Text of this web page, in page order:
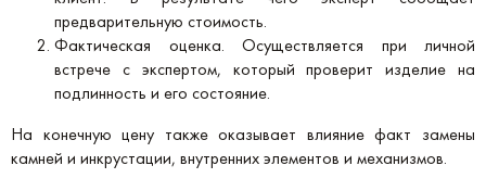
предварительную стоимость.
Фактическая оценка. Осуществляется при личной
встрече с экспертом, который проверит изделие на
подлинность и его состояние.
На конечную цену также оказывает влияние факт замены
камней и инкрустации, внутренних элементов и механизмов.